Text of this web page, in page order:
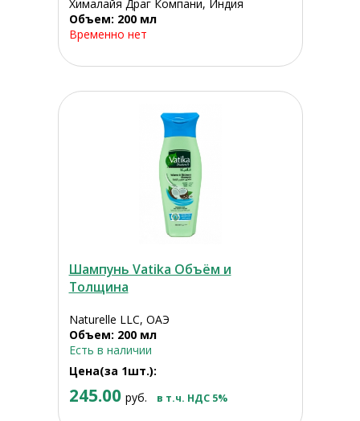
Хималайя Драг Компани, Индия
Объем: 200 мл
Временно нет
Шампунь Vatika Объём и
Толщина
Naturelle LLC, ОАЭ
Объем: 200 мл
Есть в наличии
Цена(за 1шт.):
245.00 руб. в т.ч. НДС 5%